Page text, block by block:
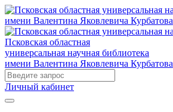
Псковская областная
универсальная научная библиотека
имени Валентина Яковлевича Курбатова
Личный кабинет